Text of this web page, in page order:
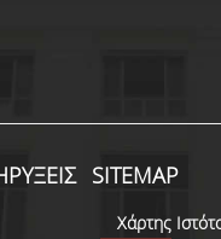
SITEMAP
Χάρτης